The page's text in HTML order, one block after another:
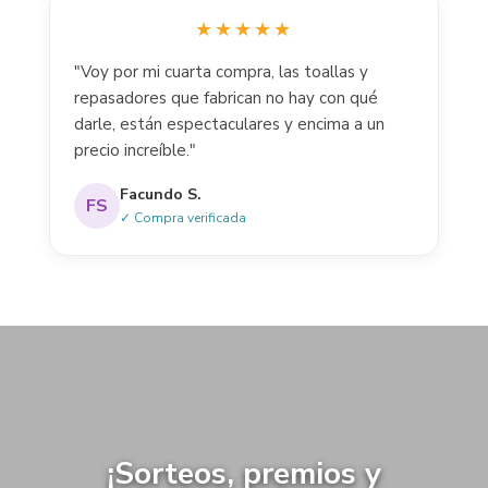
★★★★★
"Voy por mi cuarta compra, las toallas y
repasadores que fabrican no hay con qué
darle, están espectaculares y encima a un
precio increíble."
FS Facundo S.
✓ Compra verificada
¡Sorteos, premios y